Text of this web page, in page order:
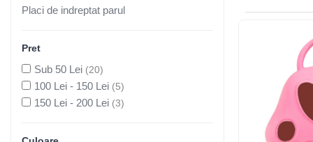
Accesorii Bucătărie
Forme cuburi de gheata
Genti Termoizolante Mancare
Organizatoare si Depozitare
Bucatarie
Placi de indreptat parul
Pret
Sub 50 Lei (20)
100 Lei - 150 Lei (5)
150 Lei - 200 Lei (3)